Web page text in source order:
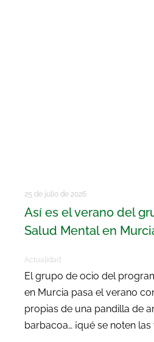
25 de julio de 2026
Así es el verano del
Salud Mental en
Actualidad
El grupo de ocio del
en Murcia pasa el verano
propias de una pandilla de
barbacoa… ¡qué se noten